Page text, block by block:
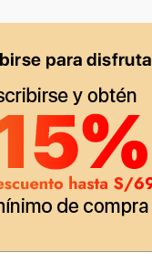
APP
OFERTAS